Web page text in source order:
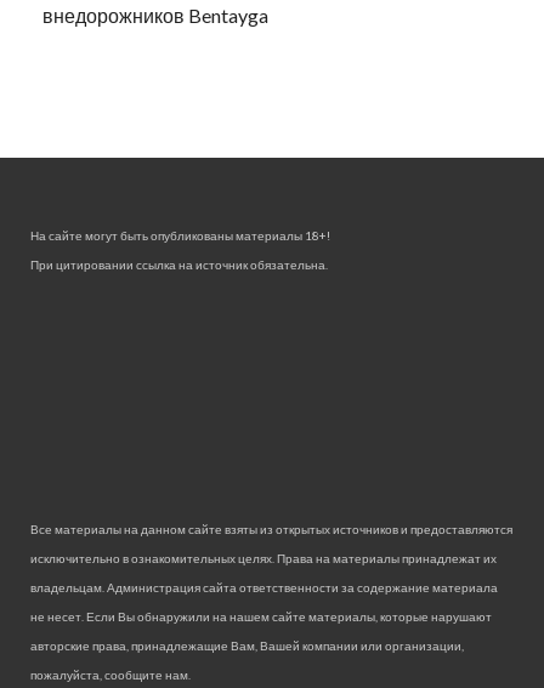
внедорожников Bentayga
На сайте могут быть опубликованы материалы 18+!
При цитировании ссылка на источник обязательна.
Все материалы на данном сайте взяты из открытых источников и предоставляются
исключительно в ознакомительных целях. Права на материалы принадлежат их
владельцам. Администрация сайта ответственности за содержание материала
не несет. Если Вы обнаружили на нашем сайте материалы, которые нарушают
авторские права, принадлежащие Вам, Вашей компании или организации,
пожалуйста, сообщите нам.